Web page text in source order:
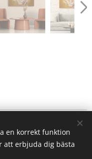
en korrekt funktion
att erbjuda dig bästa